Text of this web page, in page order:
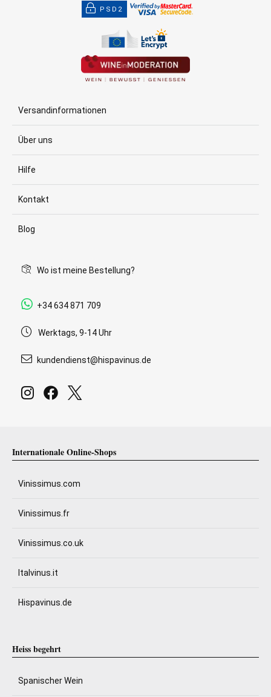
PSD2
Versandinformationen
Über uns
Hilfe
Kontakt
Blog
Wo ist meine Bestellung?
+34 634 871 709
Werktags, 9-14 Uhr
kundendienst@hispavinus.de
Internationale Online-Shops
Vinissimus.com
Vinissimus.fr
Vinissimus.co.uk
Italvinus.it
Hispavinus.de
Heiss begehrt
Spanischer Wein